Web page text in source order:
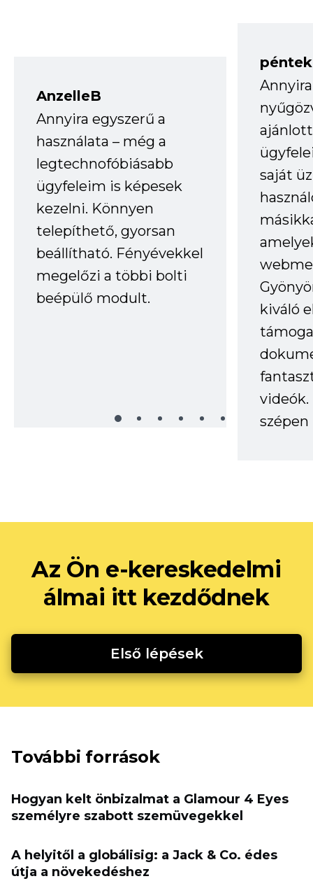
AnzelleB
Annyira egyszerű a
használata – még a
legtechnofóbiásabb
ügyfeleim is képesek
kezelni. Könnyen
telepíthető, gyorsan
beállítható. Fényévekkel
megelőzi a többi bolti
beépülő modult.
saját
kiváló
videók.
Az Ön e-kereskedelmi
álmai itt kezdődnek
Első lépések
További források
Hogyan kelt önbizalmat a Glamour 4 Eyes
személyre szabott szemüvegekkel
A helyitől a globálisig: a Jack & Co. édes
útja a növekedéshez